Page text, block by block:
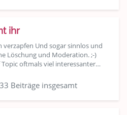
ihr
verzapfen Und sogar sinnlos und
Löschung und Moderation. ;-)
oftmals viel interessanter…
Beiträge insgesamt